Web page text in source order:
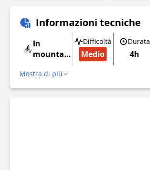
Informazioni tecniche
In
mountain
Difficoltà
Medio
Durata
4h
Mostra di più